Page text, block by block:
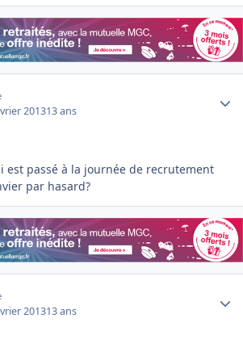
201313 ans
est passé à la journée de recrutement
par hasard?
201313 ans